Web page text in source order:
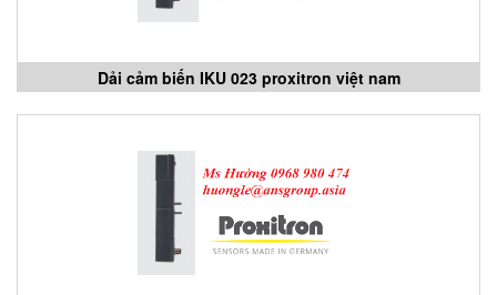
Dải cảm biến IKU 023 proxitron việt nam